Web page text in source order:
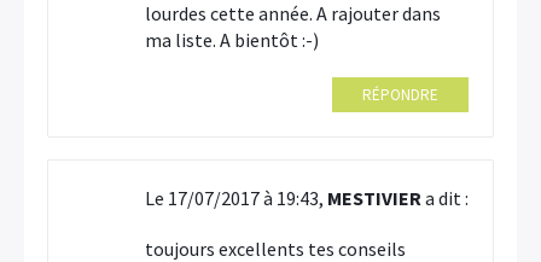
lourdes cette année. A rajouter dans
ma liste. A bientôt :-)
RÉPONDRE
Le 17/07/2017 à 19:43, MESTIVIERa dit :
toujours excellents tes conseils